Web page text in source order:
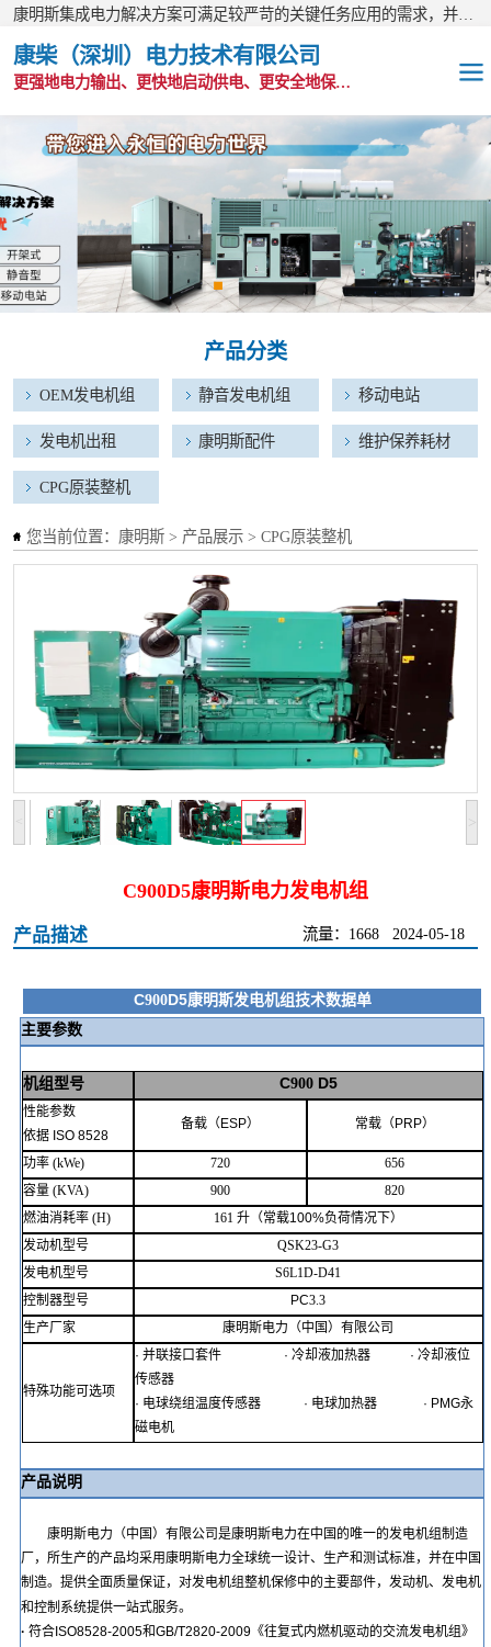
康柴（深圳）电力技术有限公司
更强地电力输出、更快地启动供电、更安全地保护功能
您当前位置： 康明斯 > 产品展示 > CPG原装整机
< >
C900D5康明斯电力发电机组
产品描述 2024-05-18
流量：1668
C900D5康明斯发电机组技术数据单
主要参数
机组型号 C900 D5
性能参数
依据 ISO 8528
备载（ESP） 常载（PRP）
功率 (kWe) 720
656
容量 (KVA) 900
820
燃油消耗率 (H) 161 升（常载100%负荷情况下）
发动机型号
QSK23-G3
发电机型号
S6L1D-D41
控制器型号
PC3.3
生产厂家
康明斯电力（中国）有限公司
特殊功能可选项
· 并联接口套件 · 冷却液加热器 · 冷却液位
传感器
· 电球绕组温度传感器 · 电球加热器 · PMG永
磁电机
产品说明
康明斯电力（中国）有限公司是康明斯电力在中国的唯一的发电机组制造
厂，所生产的产品均采用康明斯电力全球统一设计、生产和测试标准，并在中国
制造。提供全面质量保证，对发电机组整机保修中的主要部件，发动机、发电机
和控制系统提供一站式服务。
· 符合 ISO8528-2005和GB/T2820-2009 《往复式内燃机驱动的交流发电机组》
产品分类
OEM发电机组 静音发电机组 移动电站
发电机出租 康明斯配件 维护保养耗材
CPG原装整机
OEM发电机组
静音发电机组
移动电站
发电机出租
维护保养耗材
CPG原装整机